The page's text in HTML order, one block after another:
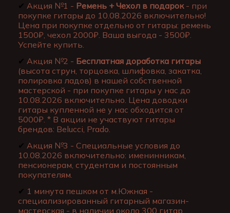
✔ Акция №1 - Ремень + Чехол в подарок- при
покупке гитары до 10.08.2026 включительно!
Цена при покупке отдельно от гитары: ремень
1500₽, чехол 2000₽. Ваша выгода - 3500₽.
Успейте купить.
✔ Акция №2 - Бесплатная доработка гитары
(высота струн, торцовка, шлифовка, закатка,
полировка ладов) в нашей собственной
мастерской - при покупке гитары у нас до
10.08.2026 включительно. Цена доводки
гитары купленной не у нас обходится от
5000₽. * В акции не участвуют гитары
брендов: Belucci, Prado.
✔ Акция №3 - Специальные условия до
10.08.2026 включительно: именинникам,
пенсионерам, студентам и постоянным
покупателям.
✔ 1 минута пешком от м.Южная -
специализированный гитарный магазин-
мастерская - в наличии около 300 гитар.